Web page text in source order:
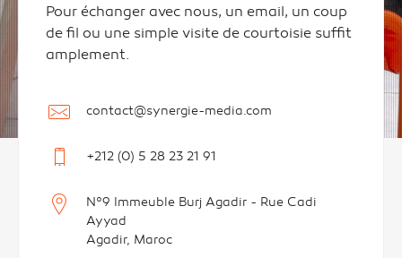
Pour échanger avec nous, un email, un coup
de fil ou une simple visite de courtoisie suffit
amplement.
contact@synergie-media.com
+212 (0) 5 28 23 21 91
N°9 Immeuble Burj Agadir - Rue Cadi
Ayyad
Agadir, Maroc